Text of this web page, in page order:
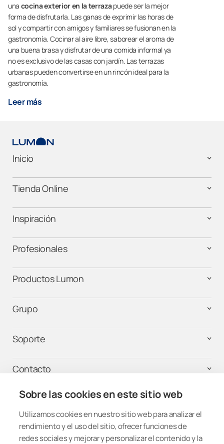
Sobre las cookies en este sitio web
Utilizamos cookies en nuestro sitio web para analizar el
rendimiento y el uso del sitio, ofrecer funciones de
redes sociales y mejorar y personalizar el contenido y la
una cocina exterior en la terrazapuede ser la mejor
forma de disfrutarla. Las ganas de exprimir las horas de
sol y compartir con amigos y familiares se fusionan en la
gastronomía. Cocinar al aire libre, saborear el aroma de
una buena brasa y disfrutar de una comida informal ya
no es exclusivo de las casas con jardín. Las terrazas
urbanas pueden convertirse en un rincón ideal para la
gastronomía.
Leer más
Inicio
Tienda Online
Inspiración
Profesionales
Productos Lumon
Grupo
Soporte
Contacto
¡Mantente conectado!